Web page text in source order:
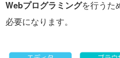
Webプログラミングを行うた
必要になります。